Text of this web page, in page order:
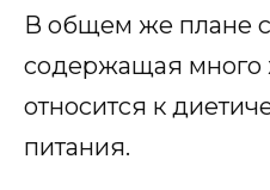
В общем же плане
содержащая много
относится к
питания.